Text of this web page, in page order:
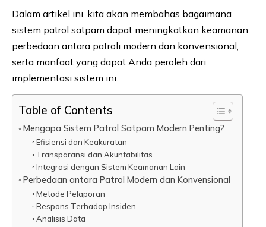
Dalam artikel ini, kita akan membahas bagaimana
sistem patrol satpam dapat meningkatkan keamanan,
perbedaan antara patroli modern dan konvensional,
serta manfaat yang dapat Anda peroleh dari
implementasi sistem ini.
Table of Contents
Mengapa Sistem Patrol Satpam Modern Penting?
Efisiensi dan Keakuratan
Transparansi dan Akuntabilitas
Integrasi dengan Sistem Keamanan Lain
Perbedaan antara Patrol Modern dan Konvensional
Metode Pelaporan
Respons Terhadap Insiden
Analisis Data